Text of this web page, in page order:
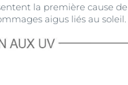
la première cause de
aigus liés au soleil.